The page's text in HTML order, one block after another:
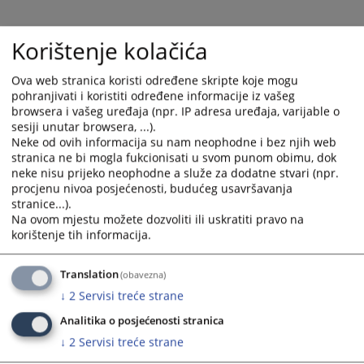
select
a
Press
the
question
mark
key
to
get
the
keyboard
shortcuts
for
changing
dates.
select
a
Press
the
question
mark
key
to
get
keyboard
changing
dates.
Korištenje kolačića
Ova web stranica koristi određene skripte koje mogu
pohranjivati i koristiti određene informacije iz vašeg
browsera i vašeg uređaja (npr. IP adresa uređaja, varijable o
sesiji unutar browsera, ...).
Neke od ovih informacija su nam neophodne i bez njih web
stranica ne bi mogla fukcionisati u svom punom obimu, dok
neke nisu prijeko neophodne a služe za dodatne stvari (npr.
procjenu nivoa posjećenosti, budućeg usavršavanja
stranice...).
Na ovom mjestu možete dozvoliti ili uskratiti pravo na
korištenje tih informacija.
Translation(obavezna)
↓ 2 Servisi treće strane
Analitika o posjećenosti stranica
↓ 2 Servisi treće strane